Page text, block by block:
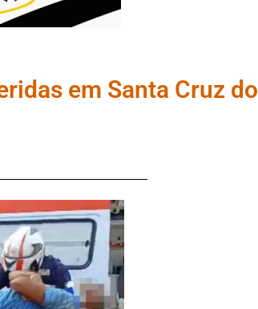
em Santa Cruz do